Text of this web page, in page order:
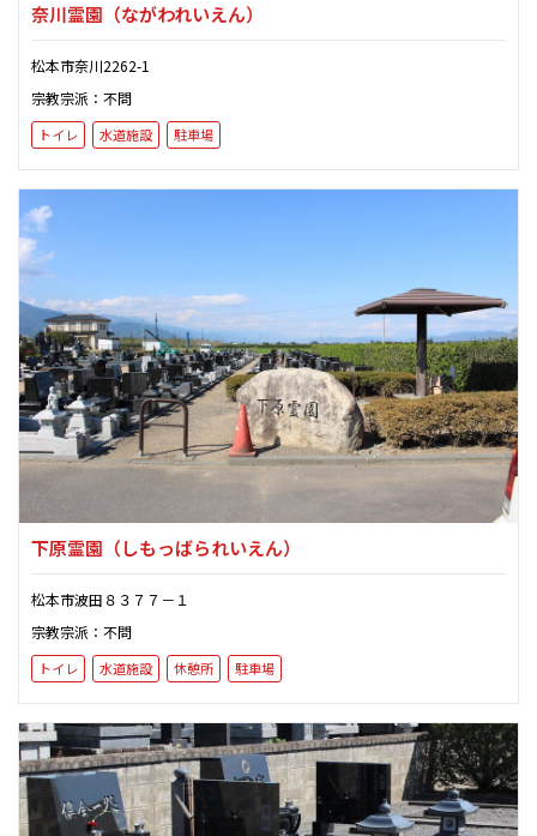
奈川霊園 （ながわれいえん）
松本市奈川2262-1
宗教宗派：不問
トイレ 水道施設 駐車場
下原霊園 （しもっばられいえん）
松本市波田８３７７－１
宗教宗派：不問
トイレ 水道施設 休憩所 駐車場